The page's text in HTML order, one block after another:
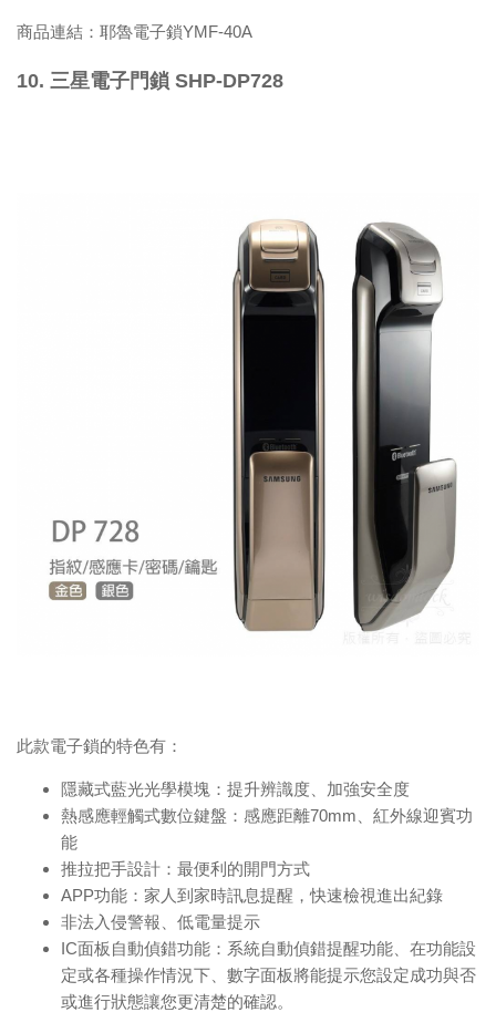
商品連結： 耶魯電子鎖YMF-40A
10. 三星電子門鎖 SHP-DP728
此款電子鎖的特色有：
隱藏式藍光光學模塊：提升辨識度、加強安全度
熱感應輕觸式數位鍵盤：感應距離70mm、紅外線迎賓功
能
推拉把手設計：最便利的開門方式
APP功能：家人到家時訊息提醒，快速檢視進出紀錄
非法入侵警報、低電量提示
IC面板自動偵錯功能：系統自動偵錯提醒功能、在功能設
定或各種操作情況下、數字面板將能提示您設定成功與否
或進行狀態讓您更清楚的確認。